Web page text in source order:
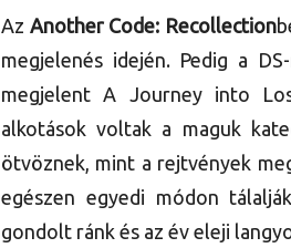
Az Another Code: Recollection
megjelenés idején. Pedig a
megjelent A Journey into
alkotások voltak a maguk
ötvöznek, mint a rejtvények
egészen egyedi módon
gondolt ránk és az év eleji